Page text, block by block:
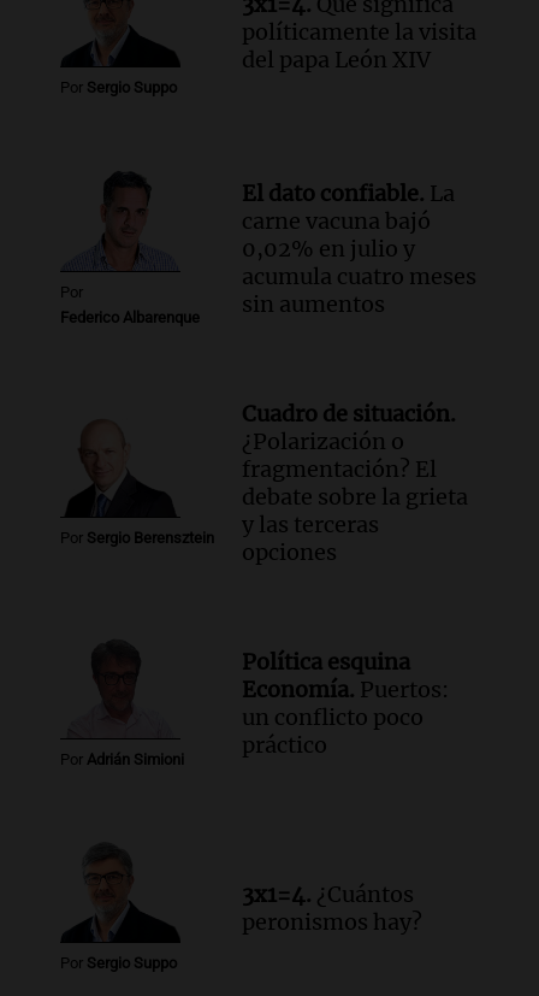
Episodios
Audio.
Monseñor Fenoy celebra la visita
de León XIV a Argentina y reflexiona
Episodios
Audio. El ministro de Economía de Santa
Fe relativiza el impacto del fallo sobre
jubilaciones en la provincia
Panorama Federal
Episodios
Por Sergio Suppo
políticamente la visita
del papa León XIV
Por
Federico Albarenque
El dato confiable. La
carne vacuna bajó
0,02% en julio y
acumula cuatro meses
sin aumentos
Por Sergio Berensztein
Cuadro de situación.
¿Polarización o
fragmentación? El
debate sobre la grieta
y las terceras
opciones
Por Adrián Simioni
Política esquina
Economía. Puertos:
un conflicto poco
práctico
Por Sergio Suppo
3x1=4. ¿Cuántos
peronismos hay?